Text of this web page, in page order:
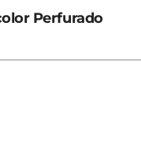
Perfurado